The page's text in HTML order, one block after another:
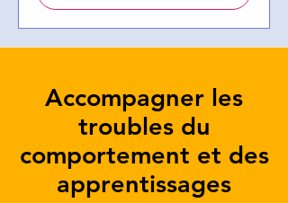
Accompagner les
troubles du
comportement et des
apprentissages